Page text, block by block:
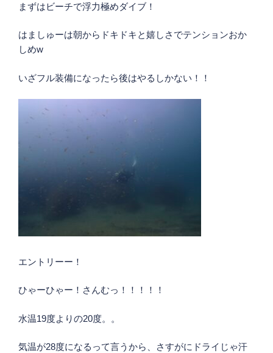
まずはビーチで浮力極めダイブ！
はましゅーは朝からドキドキと嬉しさでテンションおか
しめw
いざフル装備になったら後はやるしかない！！
エントリーー！
ひゃーひゃー！さんむっ！！！！！
水温19度よりの20度。。
気温が28度になるって言うから、さすがにドライじゃ汗